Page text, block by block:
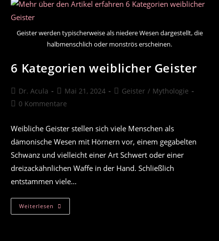
Geister werden typischerweise als niedere Wesen dargestellt, die
halbmenschlich oder monströs erscheinen.
6 Kategorien weiblicher Geister
Beitrags-
Autor:
Dr. Acula
Beitrag
veröffentlicht:
Mai 21, 2024
Beitrags-
Geister / Mythologie
Beitrags-
0 Kommentare
Weibliche Geister stellen sich viele Menschen als
dämonische Wesen mit Hörnern vor, einem gegabelten
Schwanz und vielleicht einer Art Schwert oder einer
dreizackähnlichen Waffe in der Hand. Schließlich
entstammen viele…
Weiterlesen
Kategorien